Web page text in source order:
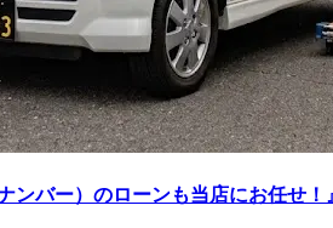
バー）のローンも当店にお任せ